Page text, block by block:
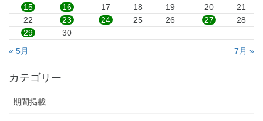
15
16 17 18 19 20
21
22
23 24 25 26 27
28
29
30
« 5月
7月 »
カテゴリー
期間掲載